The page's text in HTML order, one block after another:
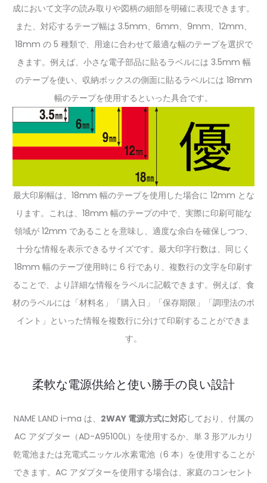
成において文字の読み取りや図柄の細部を明確に表現できます。
また、対応するテープ幅は 3.5mm、6mm、9mm、12mm、
18mm の 5 種類で、用途に合わせて最適な幅のテープを選択で
きます。例えば、小さな電子部品に貼るラベルには 3.5mm 幅
のテープを使い、収納ボックスの側面に貼るラベルには 18mm
幅のテープを使用するといった具合です。
最大印刷幅は、18mm 幅のテープを使用した場合に 12mm とな
ります。これは、18mm 幅のテープの中で、実際に印刷可能な
領域が 12mm であることを意味し、適度な余白を確保しつつ、
十分な情報を表示できるサイズです。最大印字行数は、同じく
18mm 幅のテープ使用時に 6 行であり、複数行の文字を印刷す
ることで、より詳細な情報をラベルに記載できます。例えば、食
材のラベルには「材料名」「購入日」「保存期限」「調理法のポ
イント」といった情報を複数行に分けて印刷することができま
す。
柔軟な電源供給と使い勝手の良い設計
NAME LAND i-ma は、 2WAY 電源方式に対応しており、付属の
AC アダプター（AD-A95100L）を使用するか、単 3 形アルカリ
乾電池または充電式ニッケル水素電池（6 本）を使用することが
できます。AC アダプターを使用する場合は、家庭のコンセント